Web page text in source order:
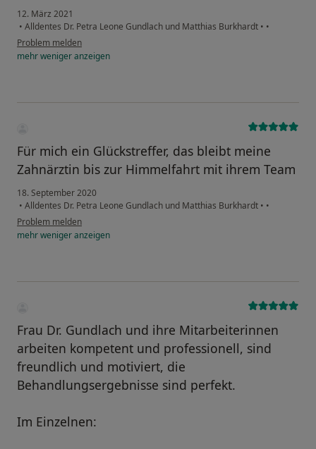
12. März 2021
• Alldentes Dr. Petra Leone Gundlach und Matthias Burkhardt • •
Problem melden
mehrwenigeranzeigen
Für mich ein Glückstreffer, das bleibt meine
Zahnärztin bis zur Himmelfahrt mit ihrem Team
18. September 2020
• Alldentes Dr. Petra Leone Gundlach und Matthias Burkhardt • •
Problem melden
mehrwenigeranzeigen
Frau Dr. Gundlach und ihre Mitarbeiterinnen
arbeiten kompetent und professionell, sind
freundlich und motiviert, die
Behandlungsergebnisse sind perfekt.
Im Einzelnen: